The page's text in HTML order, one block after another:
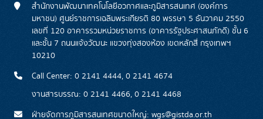
สำนักงานพัฒนาเทคโนโลยีอวกาศและภูมิสารสนเทศ (องค์การ
มหาชน) ศูนย์ราชการเฉลิมพระเกียรติ 80 พรรษา 5 ธันวาคม 2550
เลขที่ 120 อาคารรวมหน่วยราชการ (อาคารรัฐประศาสนภักดี) ชั้น 6
และชั้น 7 ถนนแจ้งวัฒนะ แขวงทุ่งสองห้อง เขตหลักสี่ กรุงเทพฯ
10210
Call Center: 0 2141 4444, 0 2141 4674
งานสารบรรณ: 0 2141 4466, 0 2141 4468
ฝ่ายจัดการภูมิสารสนเทศขนาดใหญ่: wgs@gistda.or.th